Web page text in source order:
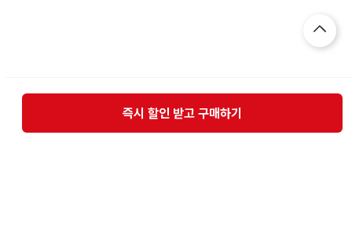
즉시 할인 받고 구매하기